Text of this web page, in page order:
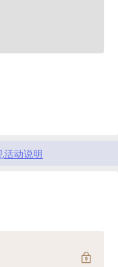
活动说明